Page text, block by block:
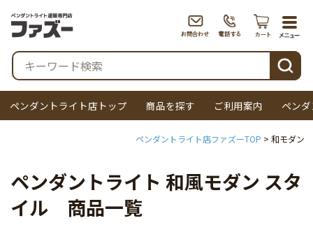
検索
ペンダントライト店トップ 商品を探す ご利用案内 ペン
ペンダントライト店ファズーTOP 和モダン
ペンダントライト 和風モダン スタ
イル 商品一覧